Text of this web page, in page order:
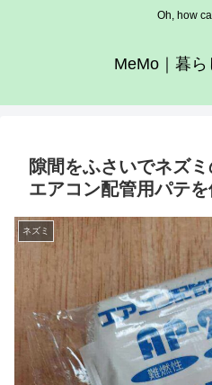
Oh, how
MeMo｜暮
隙間をふさいでネズミ
エアコン配管用パテ
ネズミ